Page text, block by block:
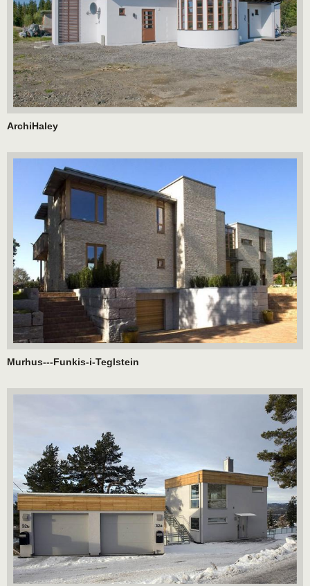
ArchiHaley
Murhus---Funkis-i-Teglstein